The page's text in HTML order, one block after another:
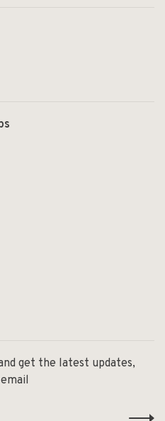
get the latest updates,